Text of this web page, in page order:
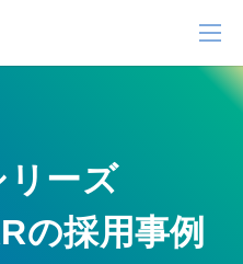
ーズ
の採用事例